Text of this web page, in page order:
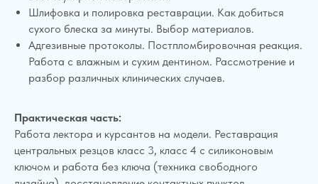
Шлифовка и полировка реставрации. Как добиться
сухого блеска за минуты. Выбор материалов.
Адгезивные протоколы. Постпломбировочная реакция.
Работа с влажным и сухим дентином. Рассмотрение и
разбор различных клинических случаев.
Практическая часть:
Работа лектора и курсантов на модели. Реставрация
центральных резцов класс 3, класс 4 с силиконовым
ключом и работа без ключа (техника свободного